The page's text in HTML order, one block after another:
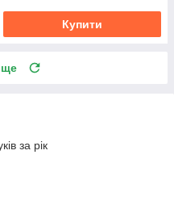
Купити
ще
за рік